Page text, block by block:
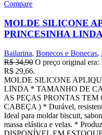
Compare
MOLDE SILICONE
PRINCESINHA
Bailarina, Bonecos e Bonecas,
R$34,90 O preço original era:
R$ 29,66.
MOLDE SILICONE
LINDA * TAMANHO DE
AS PEÇAS PRONTAS TEM
CABEÇA ) * Durável,
Ideal para moldar biscuit,
massa elástica e velas. *
DISPONÍVEL EM